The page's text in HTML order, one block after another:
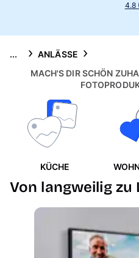
4.8
...
ANLÄSSE
MACH'S DIR SCHÖN
KÜCHE
Von langweilig zu